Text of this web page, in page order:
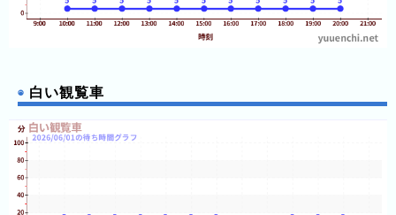
ク
み
う
り
白い観覧車